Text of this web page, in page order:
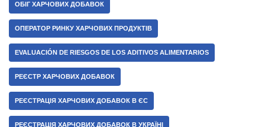
ОБІГ ХАРЧОВИХ ДОБАВОК
ОПЕРАТОР РИНКУ ХАРЧОВИХ ПРОДУКТІВ
EVALUACIÓN DE RIESGOS DE LOS ADITIVOS ALIMENTARIOS
РЕЄСТР ХАРЧОВИХ ДОБАВОК
РЕЄСТРАЦІЯ ХАРЧОВИХ ДОБАВОК В ЄС
РЕЄСТРАЦІЯ ХАРЧОВИХ ДОБАВОК В УКРАЇНІ